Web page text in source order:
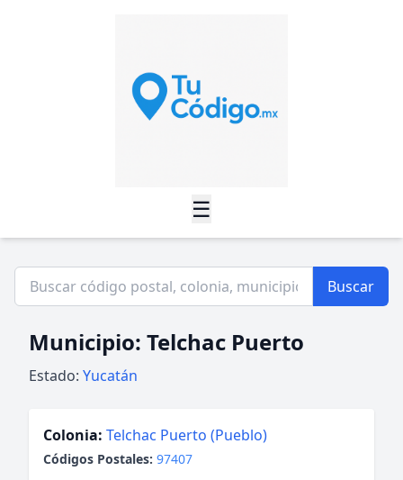
☰
Buscar
Municipio: Telchac Puerto
Estado: Yucatán
Colonia: Telchac Puerto (Pueblo)
Códigos Postales: 97407